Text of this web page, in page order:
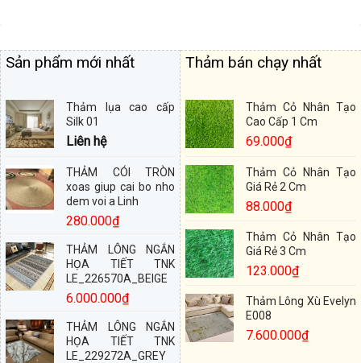
Sản phẩm mới nhất
Thảm lụa cao cấp
Silk 01
Liên hệ
THẢM CÓI TRÒN
xoas giup cai bo nho
dem voi a Linh
280.000₫
THẢM LÔNG NGẮN
HỌA TIẾT TNK
LE_226570A_BEIGE
6.000.000₫
THẢM LÔNG NGẮN
HỌA TIẾT TNK
LE_229272A_GREY
Thảm bán chạy nhất
Thảm Cỏ Nhân Tạo
Cao Cấp 1 Cm
69.000₫
Thảm Cỏ Nhân Tạo
Giá Rẻ 2 Cm
88.000₫
Thảm Cỏ Nhân Tạo
Giá Rẻ 3 Cm
123.000₫
Thảm Lông Xù Evelyn
E008
7.600.000₫